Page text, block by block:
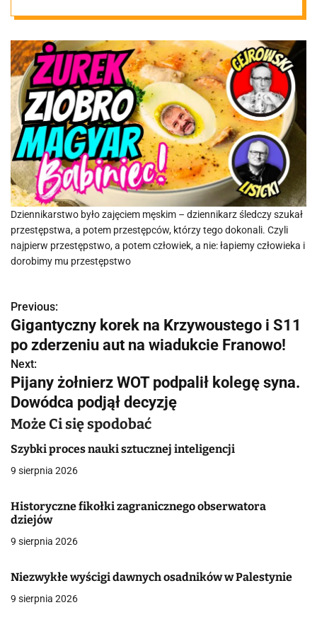
na rzecz emocji
Dziennikarstwo było zajęciem męskim – dziennikarz śledczy szukał
przestępstwa, a potem przestępców, którzy tego dokonali. Czyli
najpierw przestępstwo, a potem człowiek, a nie: łapiemy człowieka i
dorobimy mu przestępstwo
N
a
w
i
g
a
c
j
a
p
i
Previous:
Gigantyczny korek na Krzywoustego i S11
po zderzeniu aut na wiadukcie Franowo!
Next:
Pijany żołnierz WOT podpalił kolegę syna.
Dowódca podjął decyzję
Może Ci się spodobać
Szybki proces nauki sztucznej inteligencji
9 sierpnia 2026
Historyczne fikołki zagranicznego obserwatora
dziejów
9 sierpnia 2026
Niezwykłe wyścigi dawnych osadników w Palestynie
9 sierpnia 2026